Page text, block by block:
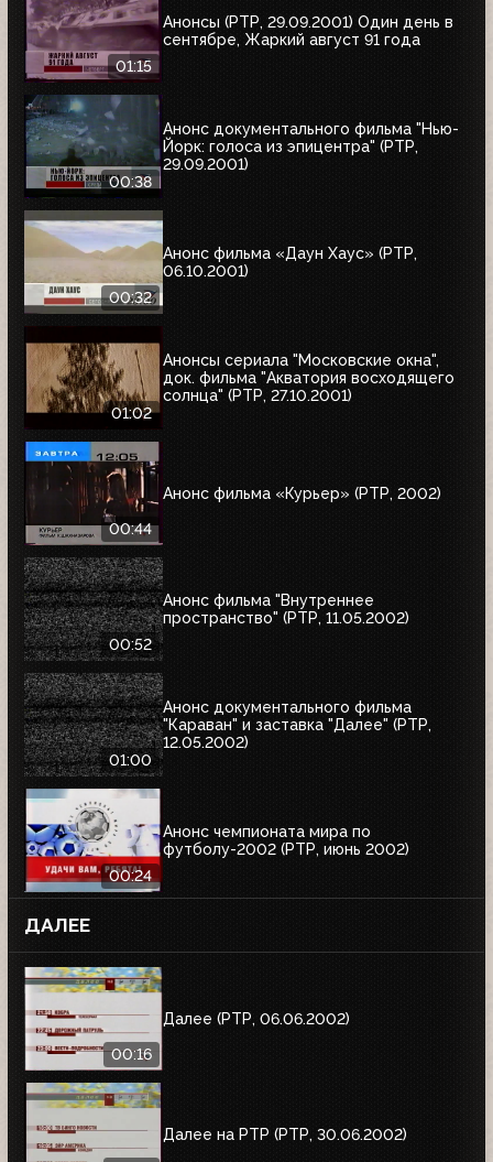
01:15
Анонсы (РТР, 29.09.2001) Один день в
сентябре, Жаркий август 91 года
00:38
Анонс документального фильма "Нью-
Йорк: голоса из эпицентра" (РТР,
29.09.2001)
00:32
Анонс фильма «Даун Хаус» (РТР,
06.10.2001)
01:02
Анонсы сериала "Московские окна",
док. фильма "Акватория восходящего
солнца" (РТР, 27.10.2001)
00:44
Анонс фильма «Курьер» (РТР, 2002)
00:52
Анонс фильма "Внутреннее
пространство" (РТР, 11.05.2002)
01:00
Анонс документального фильма
"Караван" и заставка "Далее" (РТР,
12.05.2002)
00:24
Анонс чемпионата мира по
футболу-2002 (РТР, июнь 2002)
ДАЛЕЕ
00:16
Далее (РТР, 06.06.2002)
Далее на РТР (РТР, 30.06.2002)